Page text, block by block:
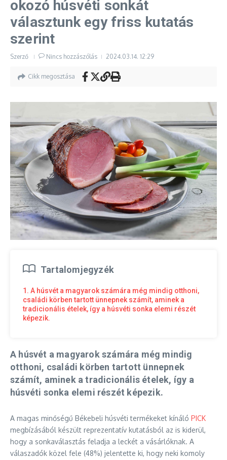
okozó húsvéti sonkát
választunk egy friss kutatás
szerint
Szerző Nincs hozzászólás 2024.03.14. 12:29
Cikk megosztása
Tartalomjegyzék
1. A húsvét a magyarok számára még mindig otthoni,
családi körben tartott ünnepnek számít, aminek a
tradicionális ételek, így a húsvéti sonka elemi részét
képezik.
A húsvét a magyarok számára még mindig
otthoni, családi körben tartott ünnepnek
számít, aminek a tradicionális ételek, így a
húsvéti sonka elemi részét képezik.
A magas minőségű Békebeli húsvéti termékeket kínáló PICK
megbízásából készült reprezentatív kutatásból az is kiderül,
hogy a sonkaválasztás feladja a leckét a vásárlóknak. A
válaszadók közel fele (48%) jelentette ki, hogy neki komoly